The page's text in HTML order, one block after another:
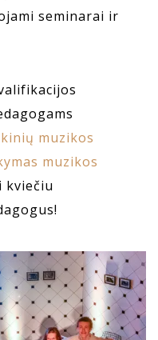
seminarai ir
muzikos
muzikos
kviečiu